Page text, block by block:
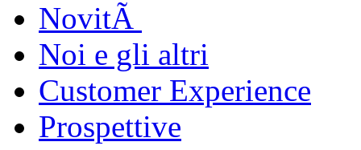
NovitÃ
Noi e gli altri
Customer Experience
Prospettive